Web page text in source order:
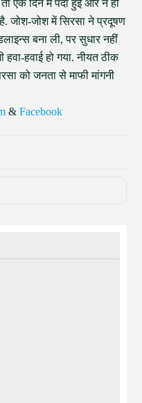
एक दिन में पैदा हुई और न ही
जोश-जोश में सिरसा ने प्रदूषण
बना ली, पर सुधार नहीं
हवाई हो गया. नीयत ठीक
को जनता से माफी मांगनी
&Facebook